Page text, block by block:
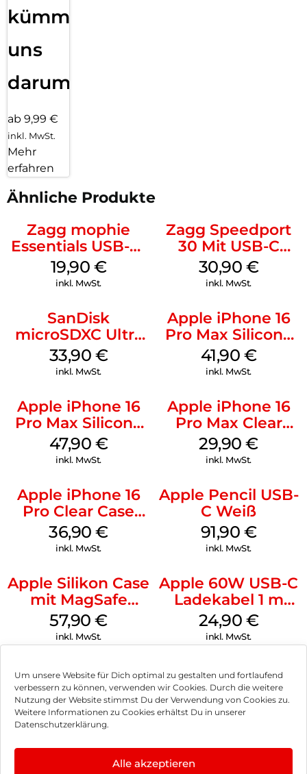
Um unsere Website für Dich optimal zu gestalten und fortlaufend
verbessern zu können, verwenden wir Cookies. Durch die weitere
Nutzung der Website stimmst Du der Verwendung von Cookies zu.
Weitere Informationen zu Cookies erhältst Du in unserer
Datenschutzerklärung.
Alle akzeptieren
kümmern
uns
darum!
ab 9,99 €
inkl. MwSt.
Mehr
erfahren
Ähnliche Produkte
Zagg mophie
Essentials USB-C-
20W Charger PD
Weiß
19,90 €
inkl. MwSt.
Zagg Speedport
30 Mit USB-C
Kabel Weiß
30,90 €
inkl. MwSt.
SanDisk
microSDXC Ultra
128 GB + Adapter
Mobile
33,90 €
inkl. MwSt.
Apple iPhone 16
Pro Max Silicone
Case MagSafe
Ultramarine
41,90 €
inkl. MwSt.
Apple iPhone 16
Pro Max Silicone
Case MagSafe
Black
47,90 €
inkl. MwSt.
Apple iPhone 16
Pro Max Clear
Case MagSafe
Transparent
29,90€
inkl. MwSt.
Apple iPhone 16
Pro Clear Case
MagSafe
Transparent
36,90€
inkl. MwSt.
Apple Pencil USB-
C Weiß
91,90 €
inkl. MwSt.
Apple Silikon Case
mit MagSafe
iPhone 14 Pro
(PRODUCT)RED
57,90€
inkl. MwSt.
Apple 60W USB-C
Ladekabel 1 m
Weiß
24,90 €
inkl. MwSt.
Impressum